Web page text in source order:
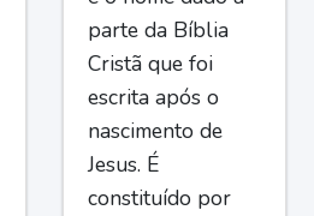
parte da Bíblia
Cristã que foi
escrita após o
nascimento de
Jesus. É
constituído por